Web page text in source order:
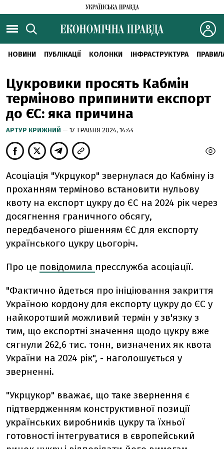
НОВИНИ ПУБЛІКАЦІЇ КОЛОНКИ ІНФРАСТРУКТУРА
Цукровики просять Кабмін
терміново припинити експорт
до ЄС: яка причина
АРТУР КРИЖНИЙ — 17 ТРАВНЯ 2024, 14:44
Асоціація "Укрцукор" звернулася до Кабміну із
проханням терміново встановити нульову
квоту на експорт цукру до ЄС на 2024 рік через
досягнення граничного обсягу,
передбаченого рішенням ЄС для експорту
українського цукру цьогоріч.
Про це повідомила пресслужба асоціації.
"Фактично йдеться про ініціювання закриття
Україною кордону для експорту цукру до ЄС у
найкоротший можливий термін у зв'язку з
тим, що експортні значення щодо цукру вже
сягнули 262,6 тис. тонн, визначених як квота
України на 2024 рік", - наголошується у
зверненні.
"Укрцукор" вважає, що таке звернення є
підтвердженням конструктивної позиції
українських виробників цукру та їхньої
готовності інтегруватися в європейський